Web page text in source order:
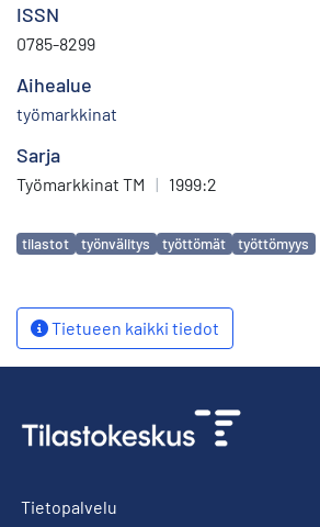
ISSN
0785-8299
Aihealue
työmarkkinat
Sarja
Työmarkkinat TM | 1999:2
Avainsanat
tilastot työnvälitys työttömät työttömyys
Tietueen kaikki tiedot
Tietopalvelu